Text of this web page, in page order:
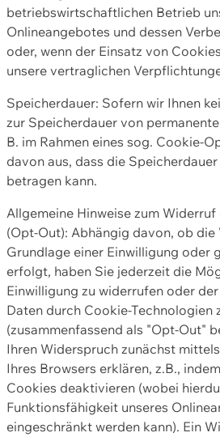
betriebswirtschaftlichen Betrieb
Onlineangebotes und dessen
oder, wenn der Einsatz von
unsere vertraglichen
Speicherdauer: Sofern wir Ihnen
zur Speicherdauer von
B. im Rahmen eines sog. Cookie-
davon aus, dass die
betragen kann.
Allgemeine Hinweise zum
(Opt-Out): Abhängig davon, ob
Grundlage einer Einwilligung oder
erfolgt, haben Sie jederzeit die
Einwilligung zu widerrufen oder
Daten durch Cookie-Technologien
(zusammenfassend als "Opt-Out"
Ihren Widerspruch zunächst
Ihres Browsers erklären, z.B.,
Cookies deaktivieren (wobei
Funktionsfähigkeit unseres
eingeschränkt werden kann). Ein